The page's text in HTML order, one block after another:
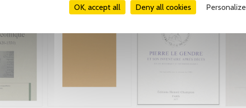
OK, accept all Deny all cookies Personalize